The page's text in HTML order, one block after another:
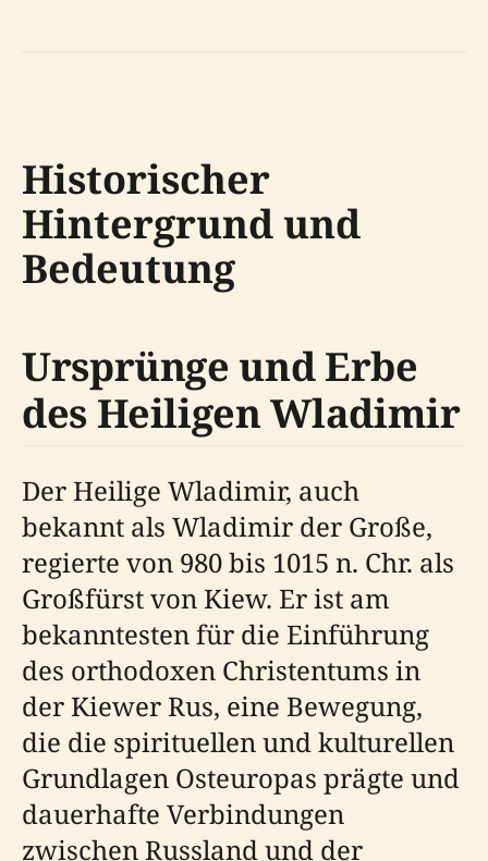
Historischer
Hintergrund und
Bedeutung
Ursprünge und Erbe
des Heiligen Wladimir
Der Heilige Wladimir, auch
bekannt als Wladimir der Große,
regierte von 980 bis 1015 n. Chr. als
Großfürst von Kiew. Er ist am
bekanntesten für die Einführung
des orthodoxen Christentums in
der Kiewer Rus, eine Bewegung,
die die spirituellen und kulturellen
Grundlagen Osteuropas prägte und
dauerhafte Verbindungen
zwischen Russland und der